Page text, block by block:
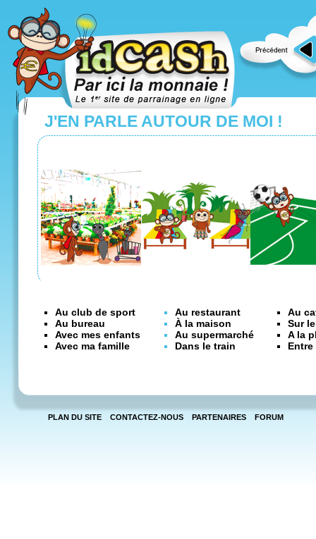
ID CASH PAR ICI LA MONNAIE
J'EN PARLE AUTOUR DE MOI !
Au club de sport
Au bureau
Avec mes enfants
Avec ma famille
Au restaurant
À la maison
Au supermarché
Dans le train
Au
Sur
A la
Entre
PLAN DU SITE CONTACTEZ-NOUS PARTENAIRES FORUM